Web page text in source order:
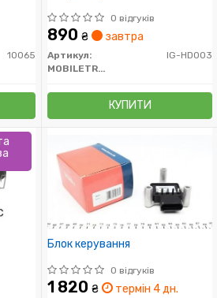
10065
0 відгуків
890 ₴ завтра
Артикул:
IG-HD003
MOBILETRON
КУПИТИ
Блок керування
0 відгуків
1 820 ₴ термін 4 дн.